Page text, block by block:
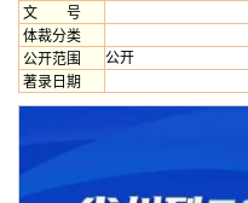
文 号
体裁分类
公开范围
公开
著录日期